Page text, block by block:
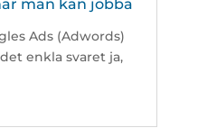
man kan jobba
Ads (Adwords)
enkla svaret ja,